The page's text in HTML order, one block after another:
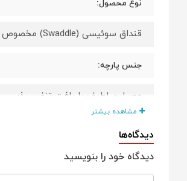
نوع محصول:
قنداق سوئیسی (Swaddle) مخصوص نوزاد
جنس پارچه:
موسلین لطیف با بافت تنفس‌پذیر
ساختار پارچه:
سبک، نازک و مناسب تماس مستقیم
مشاهده بیشتر
دیدگاه‌ها
دیدگاه خود را بنویسید